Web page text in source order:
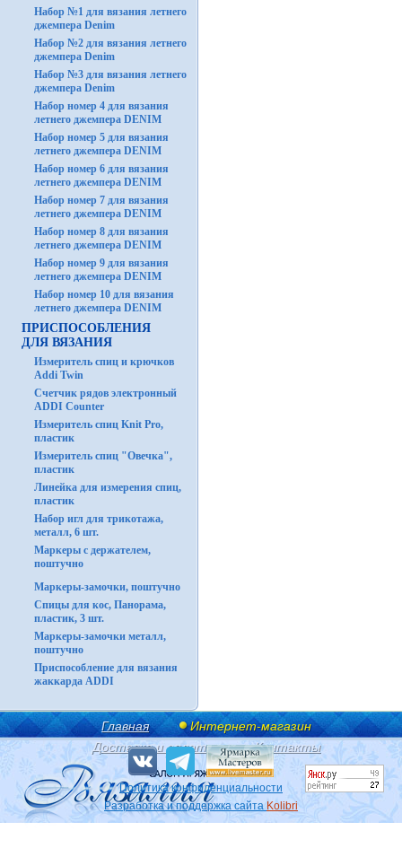
Набор №1 для вязания летнего
джемпера Denim
Набор №2 для вязания летнего
джемпера Denim
Набор №3 для вязания летнего
джемпера Denim
Набор номер 4 для вязания
летнего джемпера DENIM
Набор номер 5 для вязания
летнего джемпера DENIM
Набор номер 6 для вязания
летнего джемпера DENIM
Набор номер 7 для вязания
летнего джемпера DENIM
Набор номер 8 для вязания
летнего джемпера DENIM
Набор номер 9 для вязания
летнего джемпера DENIM
Набор номер 10 для вязания
летнего джемпера DENIM
ПРИСПОСОБЛЕНИЯ
ДЛЯ ВЯЗАНИЯ
Измеритель спиц и крючков
Addi Twin
Счетчик рядов электронный
ADDI Counter
Измеритель спиц Knit Pro,
пластик
Измеритель спиц "Овечка",
пластик
Линейка для измерения спиц,
пластик
Набор игл для трикотажа,
металл, 6 шт.
Маркеры с держателем,
поштучно
Маркеры-замочки, поштучно
Спицы для кос, Панорама,
пластик, 3 шт.
Маркеры-замочки металл,
поштучно
Приспособление для вязания
жаккарда ADDI
Главная
Интернет-магазин
Доставка и оплата
Контакты
Политика конфиденциальности
Разработка и поддержка сайта Kolibri